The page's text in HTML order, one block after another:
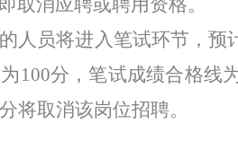
取消应聘或聘用资格。
人员将进入笔试环节，预
100分，笔试成绩合格线
分将取消该岗位招聘。